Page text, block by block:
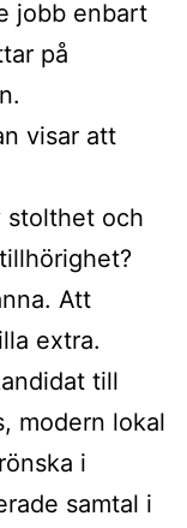
jobb enbart
på
visar att
stolthet och
Att
extra.
till
modern lokal
i
samtal i